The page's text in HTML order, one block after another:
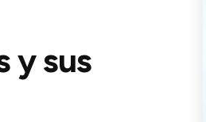
y sus